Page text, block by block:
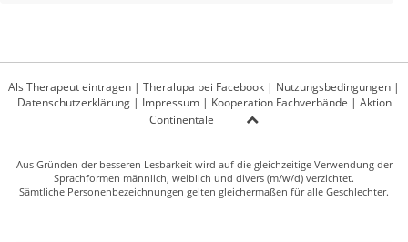
Als Therapeut eintragen | Theralupa bei Facebook | Nutzungsbedingungen |
Datenschutzerklärung| Impressum| Kooperation Fachverbände | Aktion
Continentale
Aus Gründen der besseren Lesbarkeit wird auf die gleichzeitige Verwendung der
Sprachformen männlich, weiblich und divers (m/w/d) verzichtet.
Sämtliche Personenbezeichnungen gelten gleichermaßen für alle Geschlechter.